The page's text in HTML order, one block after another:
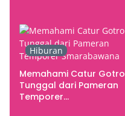
Hiburan
Memahami Catur Gotro
Tunggal dari Pameran
Temporer